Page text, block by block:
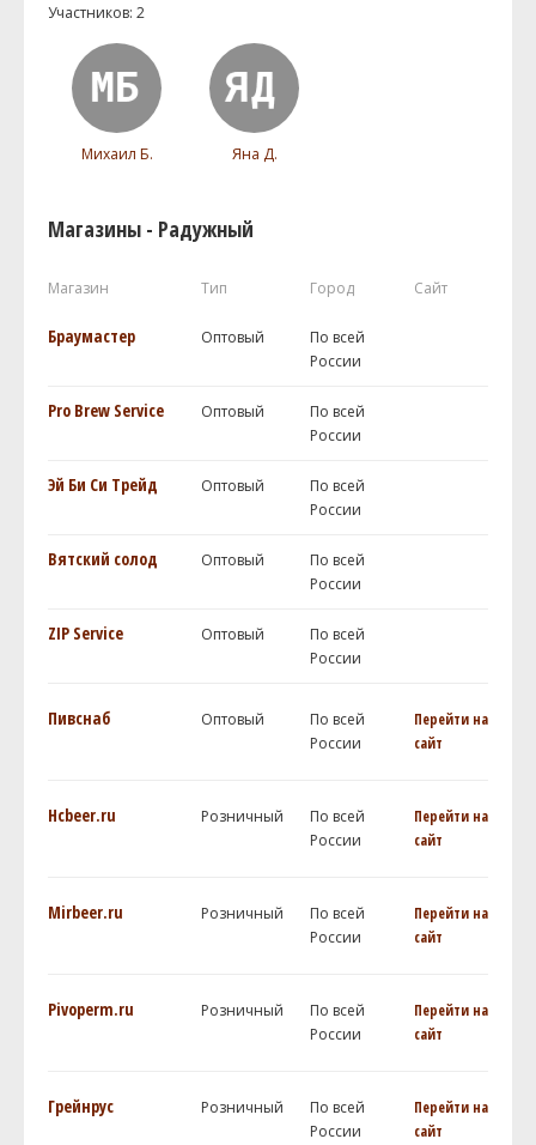
Участников: 2
Михаил Б. Яна Д.
Магазины - Радужный
Магазин Тип Город Сайт
Браумастер Оптовый
По всей
России
Pro Brew Service Оптовый
По всей
России
Эй Би Си Трейд Оптовый
По всей
России
Вятский солод Оптовый
По всей
России
ZIP Service Оптовый
По всей
России
Пивснаб Оптовый
По всей
России
Перейти на
сайт
Hcbeer.ru Розничный
По всей
России
Перейти на
сайт
Mirbeer.ru Розничный
По всей
России
Перейти на
сайт
Pivoperm.ru Розничный
По всей
России
Перейти на
сайт
Грейнрус Розничный
По всей
России
Перейти на
сайт